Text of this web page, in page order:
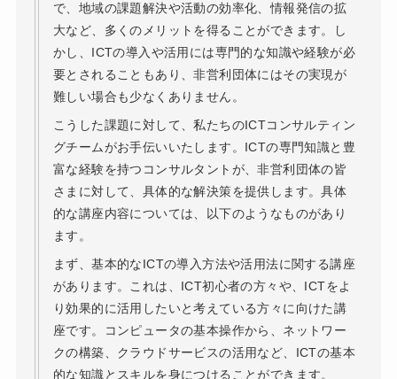
で、地域の課題解決や活動の効率化、情報発信の拡
大など、多くのメリットを得ることができます。し
かし、ICTの導入や活用には専門的な知識や経験が必
要とされることもあり、非営利団体にはその実現が
難しい場合も少なくありません。
こうした課題に対して、私たちのICTコンサルティン
グチームがお手伝いいたします。ICTの専門知識と豊
富な経験を持つコンサルタントが、非営利団体の皆
さまに対して、具体的な解決策を提供します。具体
的な講座内容については、以下のようなものがあり
ます。
まず、基本的なICTの導入方法や活用法に関する講座
があります。これは、ICT初心者の方々や、ICTをよ
り効果的に活用したいと考えている方々に向けた講
座です。コンピュータの基本操作から、ネットワー
クの構築、クラウドサービスの活用など、ICTの基本
的な知識とスキルを身につけることができます。